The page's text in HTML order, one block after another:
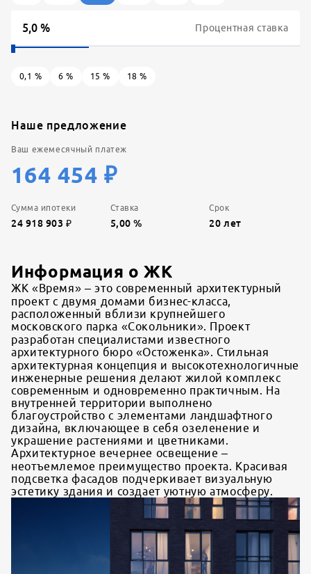
Процентная ставка
0,1 % 6 % 15 % 18 %
Наше предложение
Ваш ежемесячный платеж
164 454 ₽
Сумма ипотеки
24 918 903 ₽
Ставка
5,00 %
Срок
20 лет
Информация о ЖК
ЖК «Время» – это современный архитектурный
проект с двумя домами бизнес-класса,
расположенный вблизи крупнейшего
московского парка «Сокольники». Проект
разработан специалистами известного
архитектурного бюро «Остоженка». Стильная
архитектурная концепция и высокотехнологичные
инженерные решения делают жилой комплекс
современным и одновременно практичным. На
внутренней территории выполнено
благоустройство с элементами ландшафтного
дизайна, включающее в себя озеленение и
украшение растениями и цветниками.
Архитектурное вечернее освещение –
неотъемлемое преимущество проекта. Красивая
подсветка фасадов подчеркивает визуальную
эстетику здания и создает уютную атмосферу.